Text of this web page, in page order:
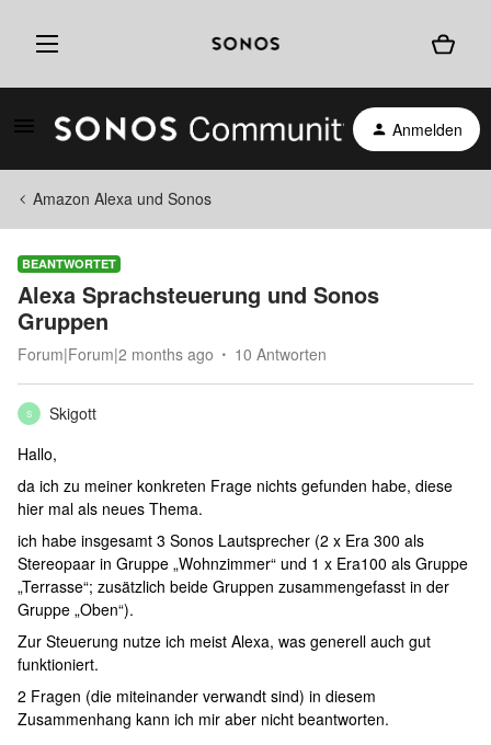
Anmelden
Amazon Alexa und Sonos
BEANTWORTET
Alexa Sprachsteuerung und Sonos
Gruppen
Forum|Forum|2 months ago 10 Antworten
S
Skigott
Hallo,
da ich zu meiner konkreten Frage nichts gefunden habe, diese
hier mal als neues Thema.
ich habe insgesamt 3 Sonos Lautsprecher (2 x Era 300 als
Stereopaar in Gruppe „Wohnzimmer“ und 1 x Era100 als Gruppe
„Terrasse“; zusätzlich beide Gruppen zusammengefasst in der
Gruppe „Oben“).
Zur Steuerung nutze ich meist Alexa, was generell auch gut
funktioniert.
2 Fragen (die miteinander verwandt sind) in diesem
Zusammenhang kann ich mir aber nicht beantworten.